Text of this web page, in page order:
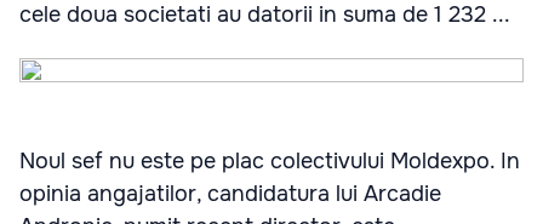
cele doua societati au datorii in suma de 1 232 ...
Noul sef nu este pe plac colectivului Moldexpo. In
opinia angajatilor, candidatura lui Arcadie